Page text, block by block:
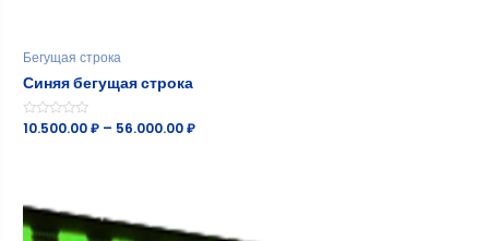
Бегущая строка
Синяя бегущая строка
Оценка
10.500.00₽ – 56.000.00₽